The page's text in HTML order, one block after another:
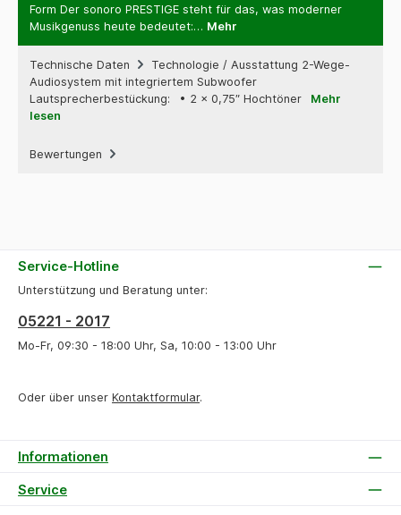
Form Der sonoro PRESTIGE steht für das, was moderner
Musikgenuss heute bedeutet:… Mehr
Technische Daten
Technologie / Ausstattung 2-Wege-
Audiosystem mit integriertem Subwoofer
Lautsprecherbestückung: • 2 × 0,75″ Hochtöner Mehr
lesen
Bewertungen
Service-Hotline
Unterstützung und Beratung unter:
05221 - 2017
Mo-Fr, 09:30 - 18:00 Uhr, Sa, 10:00 - 13:00 Uhr
Oder über unser Kontaktformular.
Informationen
Service